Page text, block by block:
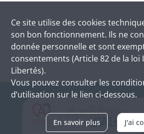
Ce site utilise des cookies
son bon fonctionnement. Ils ne
donnée personnelle et sont
consentements (Article 82 de la
Libertés).
Vous pouvez consulter les
d’utilisation sur le lien ci-dessous.
En savoir plus J'ai